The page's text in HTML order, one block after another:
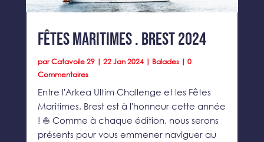
Fêtes Maritimes . BREST 2024
parCatavoile 29| 22 Jan 2024| Balades| 0
Commentaires
Entre l'Arkea Ultim Challenge et les Fêtes
Maritimes, Brest est à l'honneur cette année
! ⛵️ Comme à chaque édition, nous serons
présents pour vous emmener naviguer au